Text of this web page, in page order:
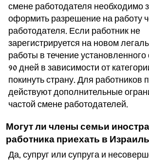
смене работодателя необходимо
оформить разрешение на работу
работодателя. Если работник не
зарегистрируется на новом
работы в течение установленного
90 дней в зависимости от
покинуть страну. Для работников
действуют дополнительные
частой смене работодателей.
Могут ли члены семьи
работника приехать в
Да, супруг или супруга и